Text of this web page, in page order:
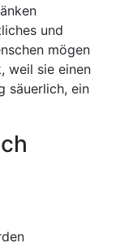
und
mögen
weil sie einen
säuerlich, ein